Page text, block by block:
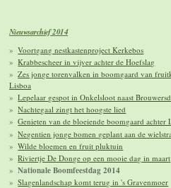
Nieuwsarchief 2014
Voortgang nestkastenproject Kerkebos
Krabbescheer in vijver achter de Hoefslag
Zes jonge torenvalken in boomgaard van
Lisboa
Lepelaar gespot in Onkelsloot naast
Nachtegaal zingt het hoogste lied
Genieten van de bloeiende boomgaard achter
Negentien jonge bomen geplant aan de
Wilde bloemen en fruit pluktuin
Riviertje De Donge op een mooie dag in maart
Nationale Boomfeestdag 2014
Slagenlandschap komt terug in 's Gravenmoer